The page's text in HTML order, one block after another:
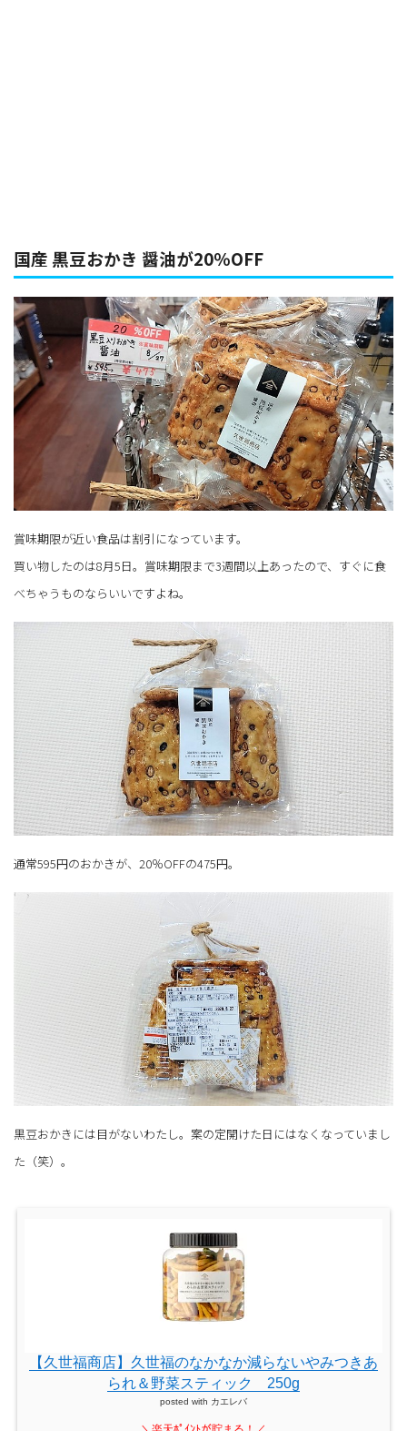
国産 黒豆おかき 醤油が20％OFF
賞味期限が近い食品は割引になっています。
買い物したのは8月5日。賞味期限まで3週間以上あったので、すぐに食
べちゃうものならいいですよね。
通常595円のおかきが、20％OFFの475円。
黒豆おかきには目がないわたし。案の定開けた日にはなくなっていまし
た（笑）。
【久世福商店】久世福のなかなか減らないやみつきあ
られ＆野菜スティック 250g
posted with カエレバ